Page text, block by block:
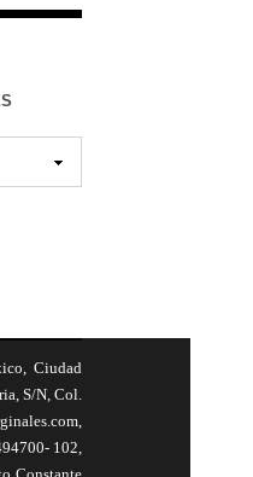
Ciudad
S/N, Col.
102,